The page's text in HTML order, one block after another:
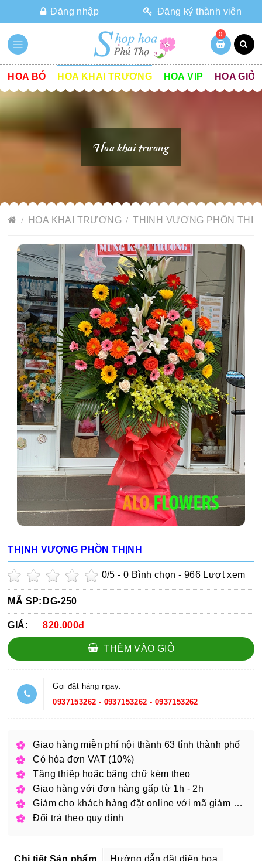
Đăng nhập Đăng ký thành viên
0
HOA BÓ HOA KHAI TRƯƠNG HOA VIP HOA GIỎ
Hoa khai trương
HOA KHAI TRƯƠNG THỊNH VƯỢNG PHỒN
THỊNH VƯỢNG PHỒN THỊNH
0/5 -0 Bình chọn - 966 Lượt xem
MÃ SP: DG-250
GIÁ: 820.000đ
THÊM VÀO GIỎ
Gọi đặt hàng ngay:
0937153262 - 0937153262 - 0937153262
Giao hàng miễn phí nội thành 63 tỉnh thành phố
Có hóa đơn VAT (10%)
Tặng thiệp hoặc băng chữ kèm theo
Giao hàng với đơn hàng gấp từ 1h - 2h
Giảm cho khách hàng đặt online với mã giảm giá
Đổi trả theo quy định
Chi tiết Sản phẩm Hướng dẫn đặt điện hoa